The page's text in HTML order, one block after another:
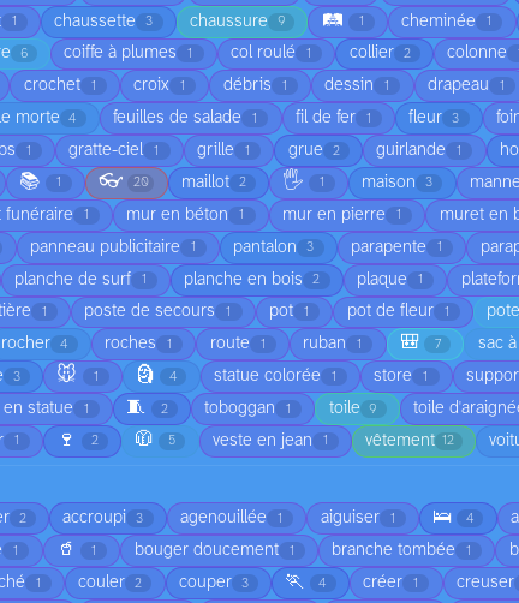
1 chaussette 3 chaussure 9 🛤️ 1 cheminée 1
6 coiffe à plumes 1 col roulé 1 collier 2 colonne
crochet 1 croix 1 débris 1 dessin 1 drapeau 1
morte 4 feuilles de salade 1 fil de fer 1 fleur 3
1 gratte-ciel 1 grille 1 grue 2 guirlande 1
📚 1 👓 20 maillot 2 🖐️ 1 maison 3
funéraire 1 mur en béton 1 mur en pierre 1 muret en
panneau publicitaire 1 pantalon 3 parapente 1
planche de surf 1 planche en bois 2 plaque 1
1 poste de secours 1 pot 1 pot de fleur 1
rocher 4 roches 1 route 1 ruban 1 🎒 7 sac
3 🐭 1 🗿 4 statue colorée 1 store 1
statue 1 🧵 2 toboggan 1 toile 9 toile
1 🍷 2 🧥 5 veste en jean 1 vêtement 12
2 accroupi 3 agenouillée 1 aiguiser 1 🛌 4
1 🥤 1 bouger doucement 1 branche tombée 1
1 couler 2 couper 3 🏃 4 créer 1 creuser